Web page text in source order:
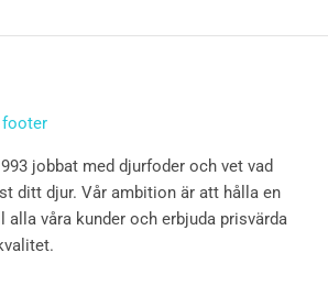
jobbat med djurfoder och vet vad
ditt djur. Vår ambition är att hålla en
alla våra kunder och erbjuda prisvärda